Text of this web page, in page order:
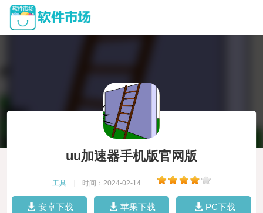
uu加速器手机版官网版
工具 时间：2024-02-14
安卓下载 苹果下载 PC下载